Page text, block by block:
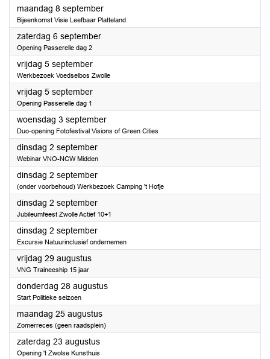
maandag 8 september2025
Bijeenkomst Visie Leefbaar Platteland
zaterdag 6 september2025
Opening Passerelle dag 2
vrijdag 5 september2025
Werkbezoek Voedselbos Zwolle
vrijdag 5 september2025
Opening Passerelle dag 1
woensdag 3 september2025
Duo-opening Fotofestival Visions of Green Cities
dinsdag 2 september2025
Webinar VNO-NCW Midden
dinsdag 2 september2025
(onder voorbehoud) Werkbezoek Camping 't Hofje
dinsdag 2 september2025
Jubileumfeest Zwolle Actief 10+1
dinsdag 2 september2025
Excursie Natuurinclusief ondernemen
vrijdag 29 augustus2025
VNG Traineeship 15 jaar
donderdag 28 augustus2025
Start Politieke seizoen
maandag 25 augustus2025
Zomerreces (geen raadsplein)
zaterdag 23 augustus2025
Opening 't Zwolse Kunsthuis